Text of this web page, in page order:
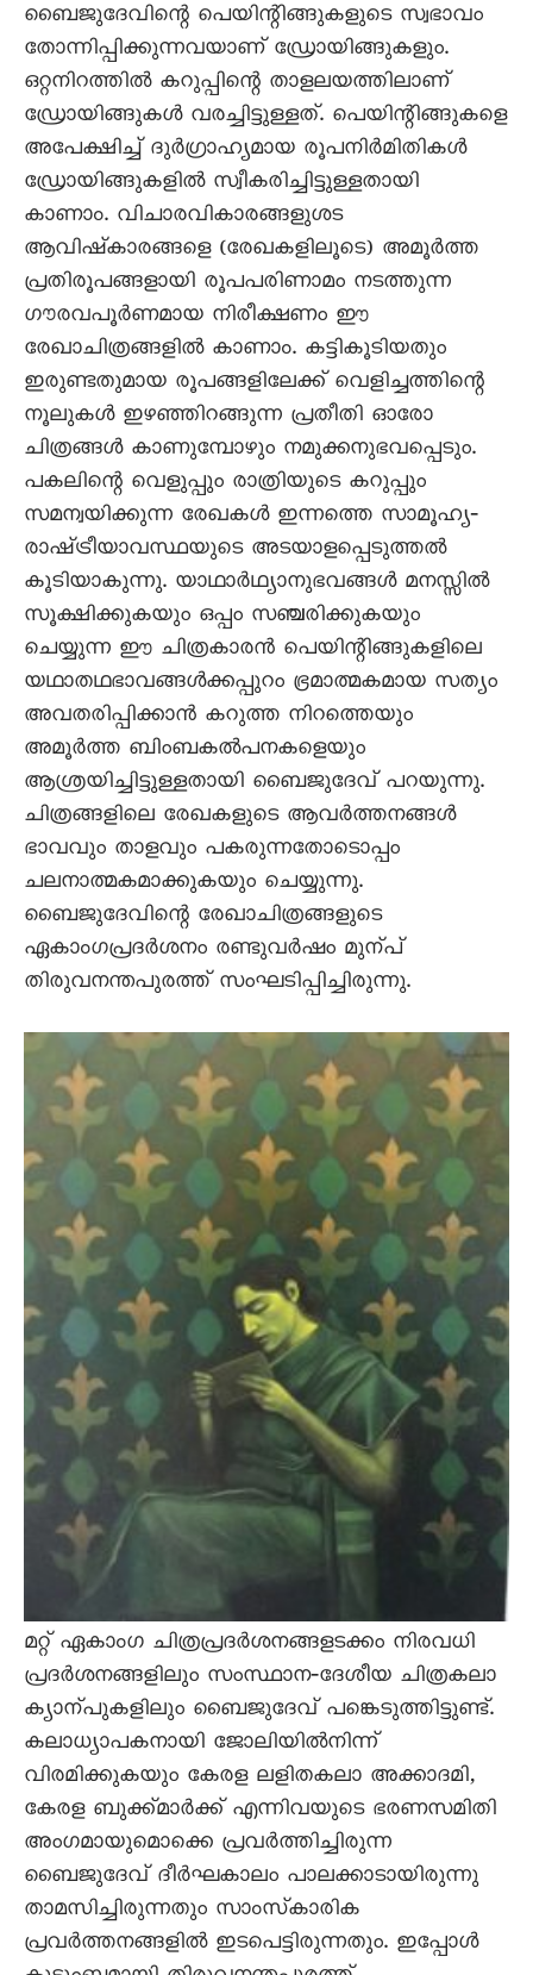
ബൈജുദേവിന്റെ പെയിന്റിങ്ങുകളുടെ സ്വഭാവം
തോന്നിപ്പിക്കുന്നവയാണ്‌ ഡ്രോയിങ്ങുകളും.
ഒറ്റനിറത്തിൽ കറുപ്പിന്റെ താളലയത്തിലാണ്‌
ഡ്രോയിങ്ങുകൾ വരച്ചിട്ടുള്ളത്‌. പെയിന്റിങ്ങുകളെ
അപേക്ഷിച്ച്‌ ദുർഗ്രാഹ്യമായ രൂപനിർമിതികൾ
ഡ്രോയിങ്ങുകളിൽ സ്വീകരിച്ചിട്ടുള്ളതായി
കാണാം. വിചാരവികാരങ്ങളുശട
ആവിഷ്‌കാരങ്ങളെ (രേഖകളിലൂടെ) അമൂർത്ത
പ്രതിരൂപങ്ങളായി രൂപപരിണാമം നടത്തുന്ന
ഗൗരവപൂർണമായ നിരീക്ഷണം ഈ
രേഖാചിത്രങ്ങളിൽ കാണാം. കട്ടികൂടിയതും
ഇരുണ്ടതുമായ രൂപങ്ങളിലേക്ക്‌ വെളിച്ചത്തിന്റെ
നൂലുകൾ ഇഴഞ്ഞിറങ്ങുന്ന പ്രതീതി ഓരോ
ചിത്രങ്ങൾ കാണുമ്പോഴും നമുക്കനുഭവപ്പെടും.
പകലിന്റെ വെളുപ്പും രാത്രിയുടെ കറുപ്പും
സമന്വയിക്കുന്ന രേഖകൾ ഇന്നത്തെ സാമൂഹ്യ‐
രാഷ്‌ട്രീയാവസ്ഥയുടെ അടയാളപ്പെടുത്തൽ
കൂടിയാകുന്നു. യാഥാർഥ്യാനുഭവങ്ങൾ മനസ്സിൽ
സൂക്ഷിക്കുകയും ഒപ്പം സഞ്ചരിക്കുകയും
ചെയ്യുന്ന ഈ ചിത്രകാരൻ പെയിന്റിങ്ങുകളിലെ
യഥാതഥഭാവങ്ങൾക്കപ്പുറം ഭ്രമാത്മകമായ സത്യം
അവതരിപ്പിക്കാൻ കറുത്ത നിറത്തെയും
അമൂർത്ത ബിംബകൽപനകളെയും
ആശ്രയിച്ചിട്ടുള്ളതായി ബൈജുദേവ്‌ പറയുന്നു.
ചിത്രങ്ങളിലെ രേഖകളുടെ ആവർത്തനങ്ങൾ
ഭാവവും താളവും പകരുന്നതോടൊപ്പം
ചലനാത്മകമാക്കുകയും ചെയ്യുന്നു.
ബൈജുദേവിന്റെ രേഖാചിത്രങ്ങളുടെ
ഏകാംഗപ്രദർശനം രണ്ടുവർഷം മുന്പ്‌
തിരുവനന്തപുരത്ത്‌ സംഘടിപ്പിച്ചിരുന്നു.
മറ്റ്‌ ഏകാംഗ ചിത്രപ്രദർശനങ്ങളടക്കം നിരവധി
പ്രദർശനങ്ങളിലും സംസ്ഥാന‐ദേശീയ ചിത്രകലാ
ക്യാന്പുകളിലും ബൈജുദേവ്‌ പങ്കെടുത്തിട്ടുണ്ട്‌.
കലാധ്യാപകനായി ജോലിയിൽനിന്ന്‌
വിരമിക്കുകയും കേരള ലളിതകലാ അക്കാദമി,
കേരള ബുക്ക്‌മാർക്ക്‌ എന്നിവയുടെ ഭരണസമിതി
അംഗമായുമൊക്കെ പ്രവർത്തിച്ചിരുന്ന
ബൈജുദേവ്‌ ദീർഘകാലം പാലക്കാടായിരുന്നു
താമസിച്ചിരുന്നതും സാംസ്‌കാരിക
പ്രവർത്തനങ്ങളിൽ ഇടപെട്ടിരുന്നതും. ഇപ്പോൾ